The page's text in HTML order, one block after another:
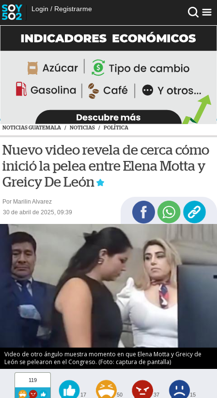
Login / Registrarme
NOTICIAS GUATEMALA / NOTICIAS / POLÍTICA
Nuevo video revela de cerca cómo
inició la pelea entre Elena Motta y
Greicy De León
Por Marilin Alvarez
30 de abril de 2025, 09:39
Video de otro ángulo muestra momento en que Elena Motta y Greicy de
León se pelearon en el Congreso. (Foto: captura de pantalla)
119
17 50 37 15